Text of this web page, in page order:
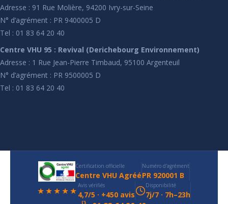
Adresse : 91 Rue Molière, 94200 Ivry-sur-Seine
N° d’agrément : PR 9400005 D
Tel : 01 83 64 20 40
Centre VHU 95 : Revival (Derichebourg Environnement)
Adresse : 1 Rue Jean-Pierre Timbaud, 95100 Argenteuil
N° d’agrément : PR 9500005 D
Tel : 01 83 64 20 40
Certification officielle
Centre VHU Agréé
Numéro d'agrément
PR 920001 B
★★★★★ Avis vérifiés
4,7/5 · +450 avis
Disponibilité
7j/7 · 7h–23h